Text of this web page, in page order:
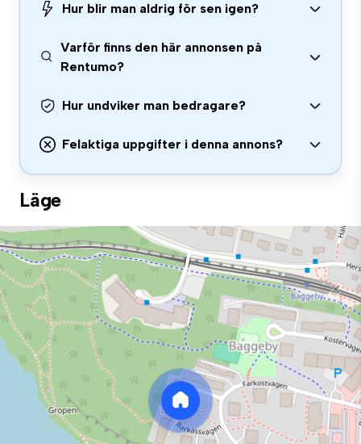
Hur blir man aldrig för sen igen?
Varför finns den här annonsen på
Rentumo?
Hur undviker man bedragare?
Felaktiga uppgifter i denna annons?
Läge